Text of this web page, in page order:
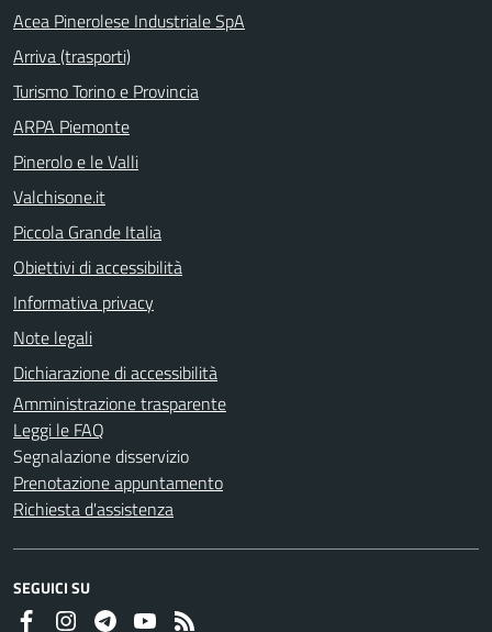
Acea Pinerolese Industriale SpA
Arriva (trasporti)
Turismo Torino e Provincia
ARPA Piemonte
Pinerolo e le Valli
Valchisone.it
Piccola Grande Italia
Obiettivi di accessibilità
Informativa privacy
Note legali
Dichiarazione di accessibilità
Amministrazione trasparente
Leggi le FAQ
Segnalazione disservizio
Prenotazione appuntamento
Richiesta d'assistenza
SEGUICI SU